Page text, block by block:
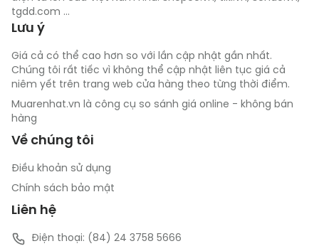
tgdd.com ...
Về chúng tôi
Điều khoản sử dụng
Chính sách bảo mật
Liên hệ
Điện thoại: (84) 24 3758 5666
Lưu ý
Giá cả có thể cao hơn so với lần cập nhật gần nhất.
Chúng tôi rất tiếc vì không thể cập nhật liên tục giá cả
niêm yết trên trang web cửa hàng theo từng thời điểm.
Muarenhat.vn là công cụ so sánh giá online - không bán
hàng